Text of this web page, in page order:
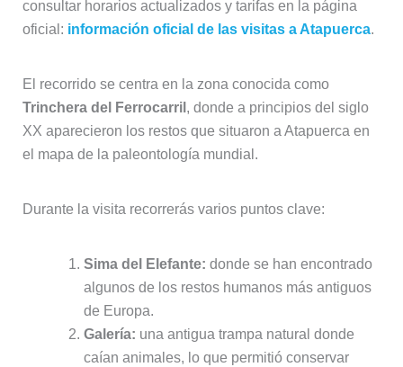
consultar horarios actualizados y tarifas en la página
oficial: información oficial de las visitas a Atapuerca.
El recorrido se centra en la zona conocida como
Trinchera del Ferrocarril , donde a principios del siglo
XX aparecieron los restos que situaron a Atapuerca en
el mapa de la paleontología mundial.
Durante la visita recorrerás varios puntos clave:
Sima del Elefante: donde se han encontrado
algunos de los restos humanos más antiguos
de Europa.
Galería: una antigua trampa natural donde
caían animales, lo que permitió conservar